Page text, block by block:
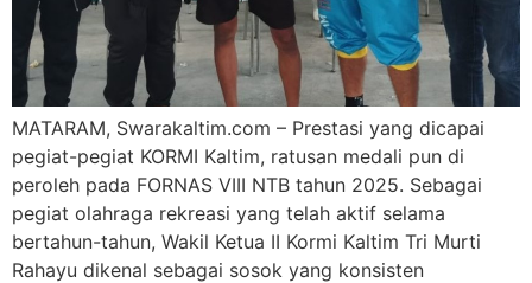
MATARAM, Swarakaltim.com – Prestasi yang dicapai
pegiat-pegiat KORMI Kaltim, ratusan medali pun di
peroleh pada FORNAS VIII NTB tahun 2025. Sebagai
pegiat olahraga rekreasi yang telah aktif selama
bertahun-tahun, Wakil Ketua II Kormi Kaltim Tri Murti
Rahayu dikenal sebagai sosok yang konsisten